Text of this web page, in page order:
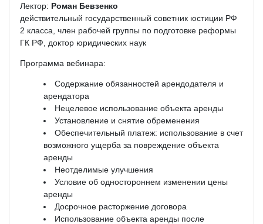
Лектор: Роман Бевзенко
действительный государственный советник юстиции РФ
2 класса, член рабочей группы по подготовке реформы
ГК РФ, доктор юридических наук
Программа вебинара:
Содержание обязанностей арендодателя и
арендатора
Нецелевое использование объекта аренды
Установление и снятие обременения
Обеспечительный платеж: использование в счет
возможного ущерба за повреждение объекта
аренды
Неотделимые улучшения
Условие об одностороннем изменении цены
аренды
Досрочное расторжение договора
Использование объекта аренды после